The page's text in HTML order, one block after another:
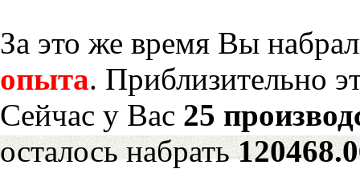
За это же время Вы
опыта. Приблизительно
Сейчас у Вас 25
осталось набрать